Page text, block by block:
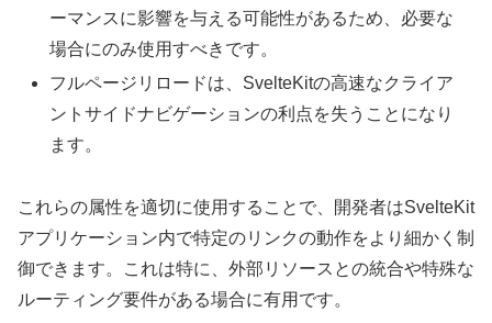
ーマンスに影響を与える可能性があるため、必要な
場合にのみ使用すべきです。
フルページリロードは、SvelteKitの高速なクライア
ントサイドナビゲーションの利点を失うことになり
ます。
これらの属性を適切に使用することで、開発者はSvelteKit
アプリケーション内で特定のリンクの動作をより細かく制
御できます。これは特に、外部リソースとの統合や特殊な
ルーティング要件がある場合に有用です。